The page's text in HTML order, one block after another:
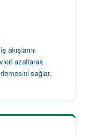
akışlarını
azaltarak
sağlar.